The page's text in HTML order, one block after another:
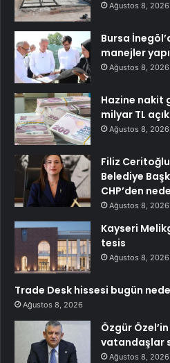
Ağustos 8, 2026
Bursa
manejler
Ağustos 8, 2026
Hazine nakit
milyar TL
Ağustos 8, 2026
Filiz
Belediye
CHP’den
Ağustos 8, 2026
Kayseri
tesis
Ağustos 8, 2026
Trade Desk hissesi bugün
Ağustos 8, 2026
Özgür
vatandaşlar
Ağustos 8, 2026